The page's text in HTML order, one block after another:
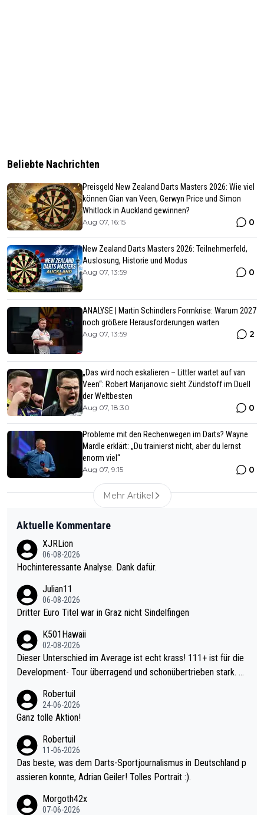
Beliebte Nachrichten
Preisgeld New Zealand Darts Masters 2026: Wie viel
können Gian van Veen, Gerwyn Price und Simon
Whitlock in Auckland gewinnen?
Aug 07, 16:15 0
New Zealand Darts Masters 2026: Teilnehmerfeld,
Auslosung, Historie und Modus
Aug 07, 13:59 0
ANALYSE | Martin Schindlers Formkrise: Warum 2027
noch größere Herausforderungen warten
Aug 07, 13:59 2
„Das wird noch eskalieren – Littler wartet auf van
Veen“: Robert Marijanovic sieht Zündstoff im Duell
der Weltbesten
Aug 07, 18:30 0
Probleme mit den Rechenwegen im Darts? Wayne
Mardle erklärt: „Du trainierst nicht, aber du lernst
enorm viel“
Aug 07, 9:15 0
Mehr Artikel
Aktuelle Kommentare
XJRLion
06-08-2026
Hochinteressante Analyse. Dank dafür.
Julian11
06-08-2026
Dritter Euro Titel war in Graz nicht Sindelfingen
K501Hawaii
02-08-2026
Dieser Unterschied im Average ist echt krass! 111+ ist für die
Development- Tour überragend und schonübertrieben stark. U
mal 40+ erst recht. Da gewinnst keinen Blumentopf - ist ja noc
h krasser wie ein Pokalspiel eines Kreisligisten vs einem Bund
Robertuil
24-06-2026
Ganz tolle Aktion!
Robertuil
11-06-2026
Das beste, was dem Darts-Sportjournalismus in Deutschland p
assieren konnte, Adrian Geiler! Tolles Portrait :).
Morgoth42x
07-06-2026